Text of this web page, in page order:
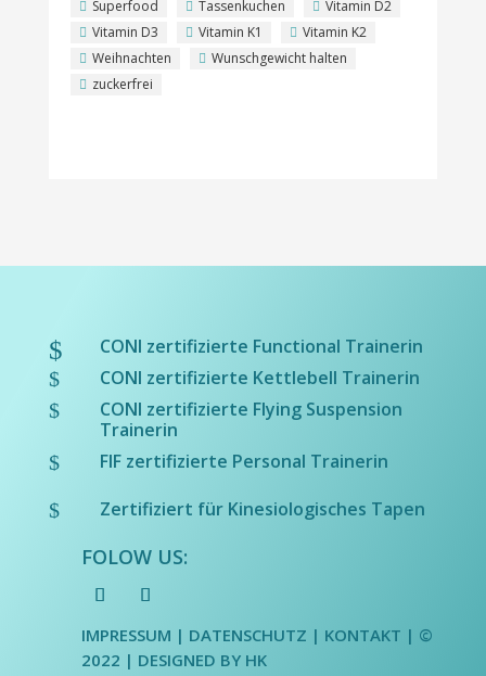
Superfood
Tassenkuchen
Vitamin D2
Vitamin D3
Vitamin K1
Vitamin K2
Weihnachten
Wunschgewicht halten
zuckerfrei
$
CONI zertifizierte Functional Trainerin
$
CONI zertifizierte Kettlebell Trainerin
$
CONI zertifizierte Flying Suspension
Trainerin
$
FIF zertifizierte Personal Trainerin
$ Zertifiziert für Kinesiologisches Tapen
FOLOW US:
IMPRESSUM | DATENSCHUTZ | KONTAKT | ©
2022 | DESIGNED BY HK